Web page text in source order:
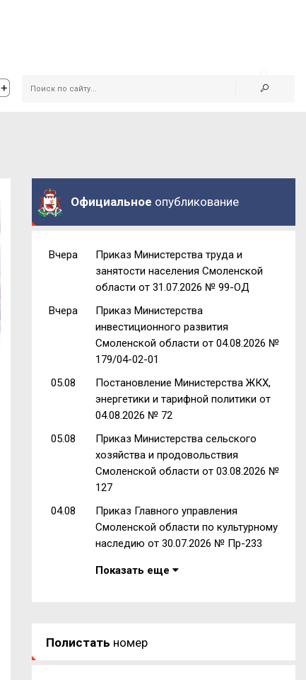
Официальное опубликование
Вчера
Приказ Министерства труда и
занятости населения Смоленской
области от 31.07.2026 № 99-ОД
Вчера
Приказ Министерства
инвестиционного развития
Смоленской области от 04.08.2026 №
179/04-02-01
05.08
Постановление Министерства ЖКХ,
энергетики и тарифной политики от
04.08.2026 № 72
05.08
Приказ Министерства сельского
хозяйства и продовольствия
Смоленской области от 03.08.2026 №
127
04.08
Приказ Главного управления
Смоленской области по культурному
наследию от 30.07.2026 № Пр-233
Показать еще
Полистать номер